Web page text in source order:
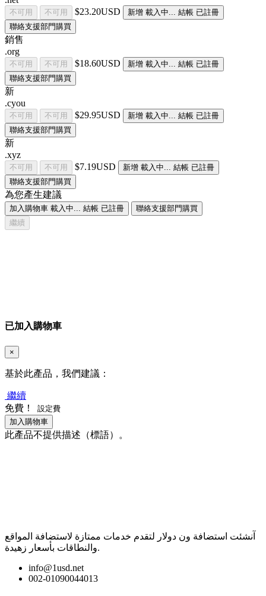
不可用 不可用 $23.20USD 新增 載入中... 結帳 已註冊
聯絡支援部門購買
銷售
.org
不可用 不可用 $18.60USD 新增 載入中... 結帳 已註冊
聯絡支援部門購買
新
.cyou
不可用 不可用 $29.95USD 新增 載入中... 結帳 已註冊
聯絡支援部門購買
新
.xyz
不可用 不可用 $7.19USD 新增 載入中... 結帳 已註冊
聯絡支援部門購買
為您產生建議
加入購物車 載入中... 結帳 已註冊
聯絡支援部門購買
繼續
已加入購物車
×
基於此產品，我們建議：
繼續
免費！
設定費
加入購物車
此產品不提供描述（標語）。
آنشئت استضافة ون دولار لتقدم خدمات ممتازة لاستضافة المواقع
والنطاقات بأسعار زهيدة.
info@1usd.net
002-01090044013